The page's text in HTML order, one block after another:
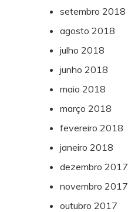
setembro 2018
agosto 2018
julho 2018
junho 2018
maio 2018
março 2018
fevereiro 2018
janeiro 2018
dezembro 2017
novembro 2017
outubro 2017